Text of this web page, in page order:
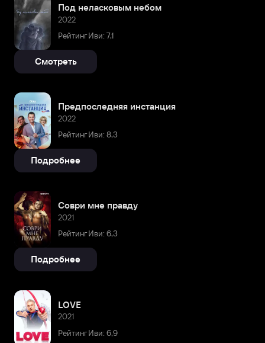
Под неласковым небом
2022
Рейтинг Иви: 7,1
Смотреть
Предпоследняя инстанция
2022
Рейтинг Иви: 8,3
Подробнее
Соври мне правду
2021
Рейтинг Иви: 6,3
Подробнее
LOVE
2021
Рейтинг Иви: 6,9